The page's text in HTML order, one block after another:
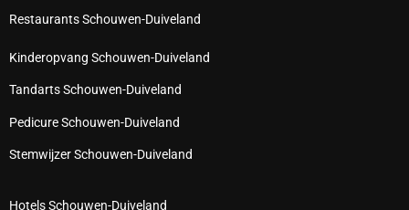
Restaurants Schouwen-Duiveland
Kinderopvang Schouwen-Duiveland
Tandarts Schouwen-Duiveland
Pedicure Schouwen-Duiveland
Stemwijzer Schouwen-Duiveland
Hotels Schouwen-Duiveland